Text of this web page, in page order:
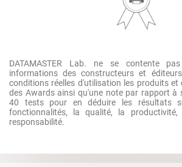
DATAMASTER Lab. ne se contente
informations des constructeurs et
conditions réelles d'utilisation les produits et
des Awards ainsi qu'une note par rapport à
40 tests pour en déduire les résultats
fonctionnalités, la qualité, la productivité,
responsabilité.